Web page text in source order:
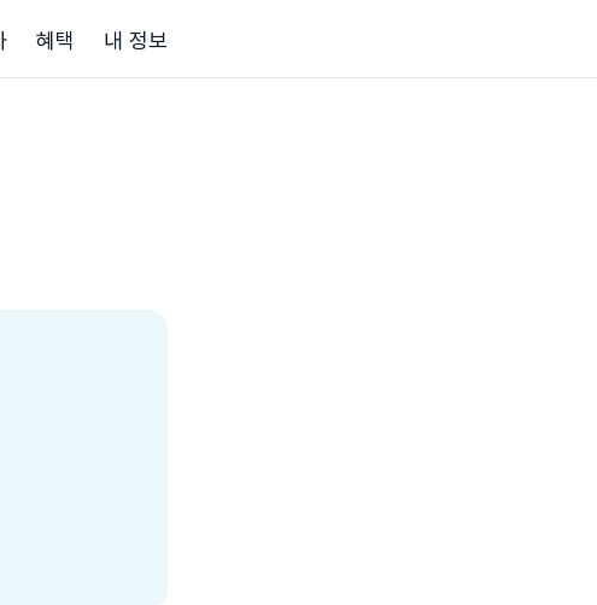
혜택 내 정보